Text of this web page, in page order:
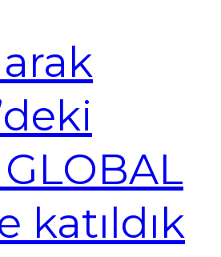
katıldık